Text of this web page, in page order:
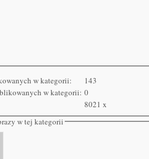
w kategorii:
143
w kategorii: 0
8021 x
w tej kategorii